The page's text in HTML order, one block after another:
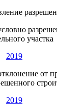
участка
2019
от
2019